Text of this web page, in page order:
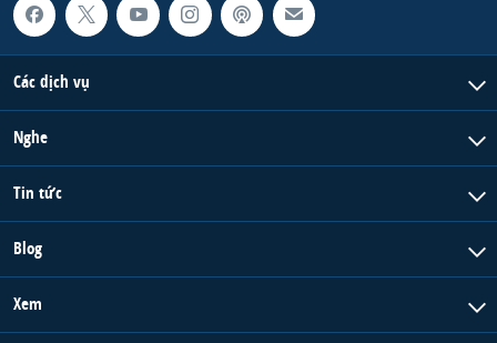
Các dịch vụ
Nghe
Tin tức
Blog
Xem